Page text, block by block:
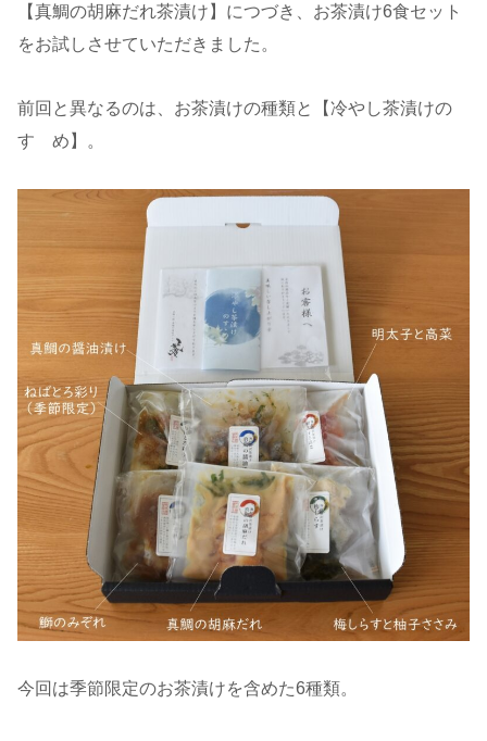
【真鯛の胡麻だれ茶漬け】につづき、お茶漬け6食セット
をお試しさせていただきました。
前回と異なるのは、お茶漬けの種類と【冷やし茶漬けの
すゝめ】。
今回は季節限定のお茶漬けを含めた6種類。